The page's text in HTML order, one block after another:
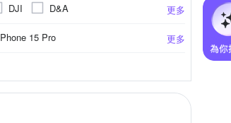
更多
DJI
D&A
hoda
RHINOSHIELD 犀牛盾
更多
15 Pro
iPhone 12 Pro Max